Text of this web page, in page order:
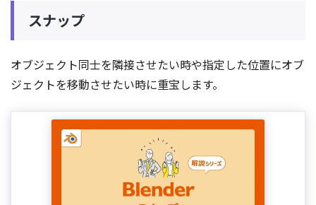
スナップ
オブジェクト同士を隣接させたい時や指定した位置にオブ
ジェクトを移動させたい時に重宝します。